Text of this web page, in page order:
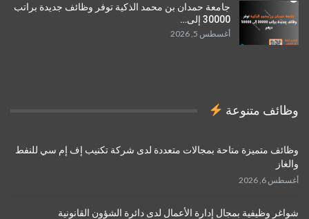
جامعة حمدان بن محمد الذكية توفر وظائف جديدة براتب
30000 إلى…
أغسطس 5, 2026
وظائف متنوعة
وظائف متميزة متاحة بمجالات متعددة لدى شركة تكنيب إف إم سي للنفط
والغاز
أغسطس 6, 2026
شواغر وظيفية بمجال إدارة الأعمال لدى دائرة الشؤون القانونية